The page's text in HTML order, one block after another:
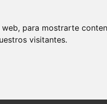
para mostrarte
visitantes.